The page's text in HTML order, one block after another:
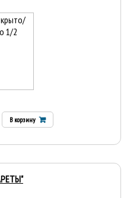
В корзину